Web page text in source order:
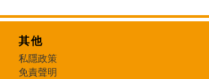
其他
私隱政策
免責聲明